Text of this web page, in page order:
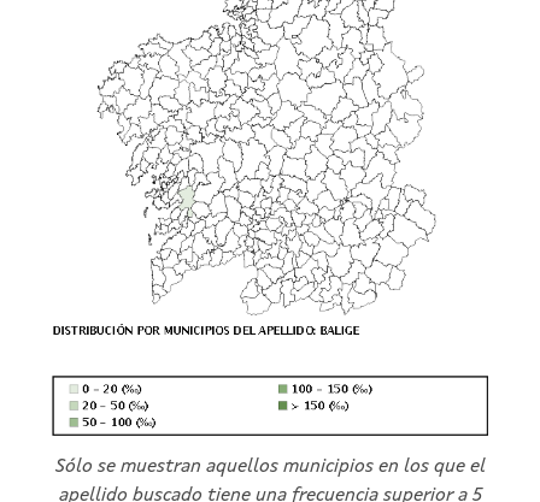
Sólo se muestran aquellos municipios en los que el
apellido buscado tiene una frecuencia superior a 5